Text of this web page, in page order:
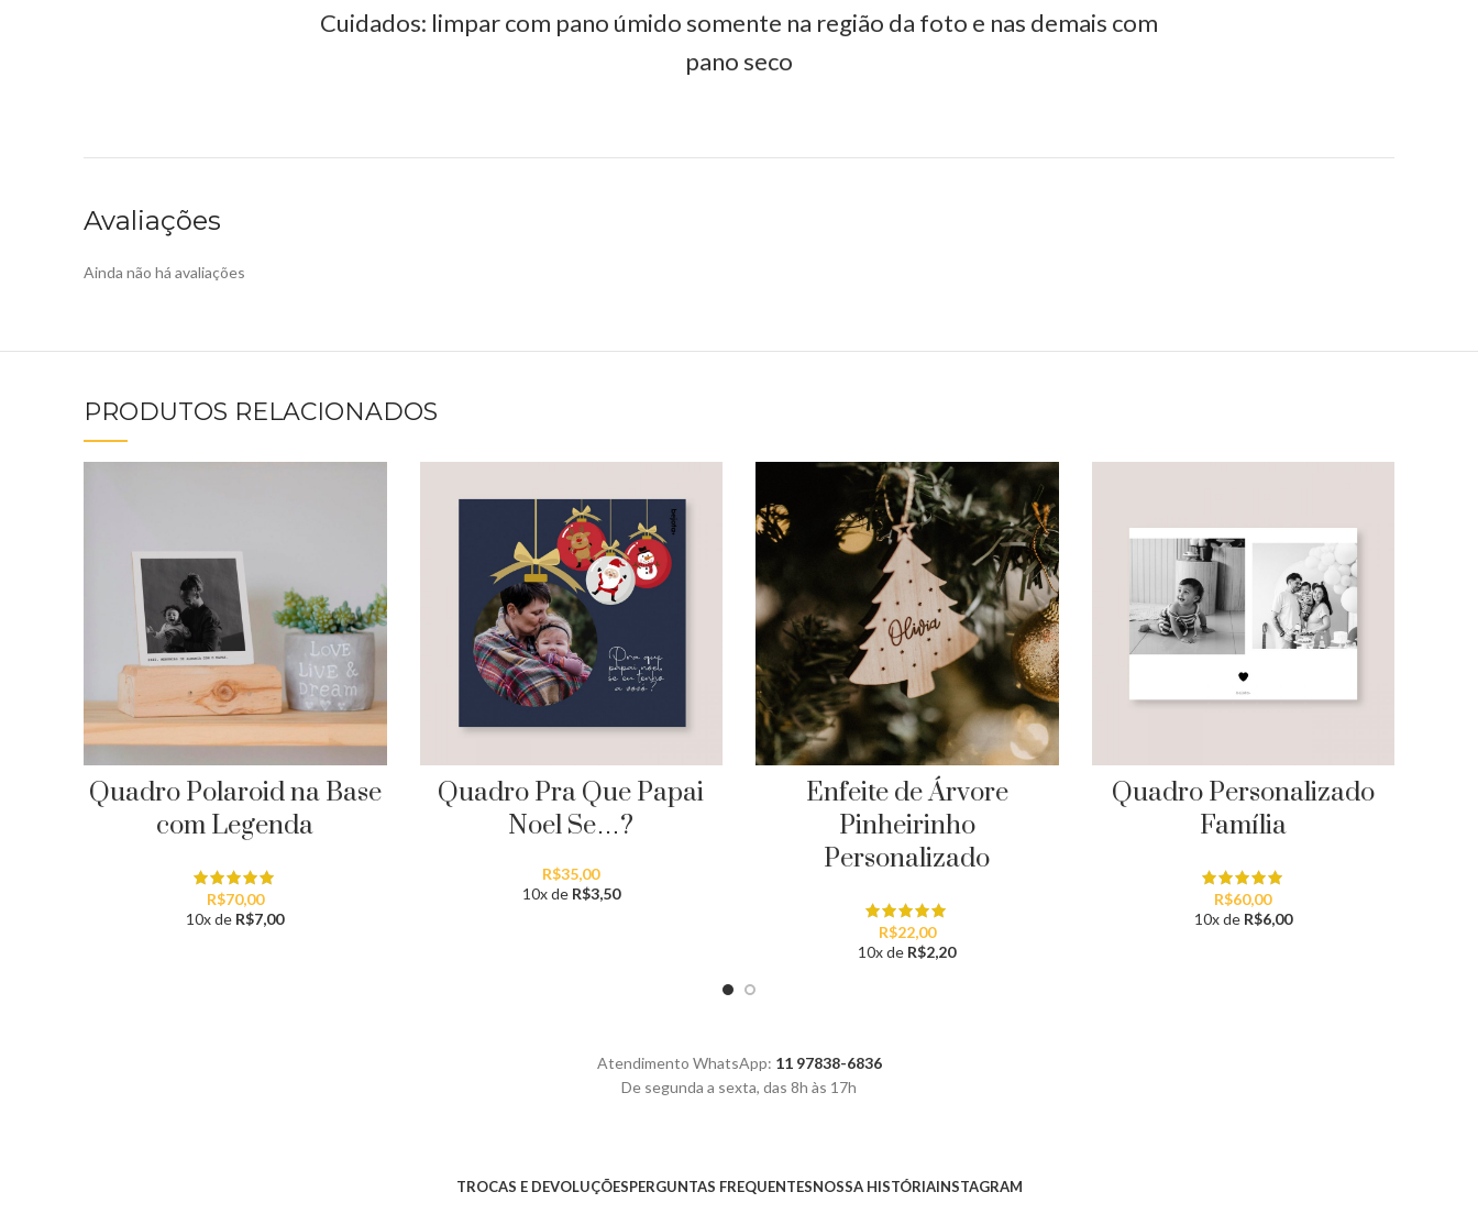
Cuidados: limpar com pano úmido somente na região da foto e nas demais com
pano seco
Avaliações
Ainda não há avaliações
PRODUTOS RELACIONADOS
Quadro Polaroid na Base
com Legenda
R$70,00
10x de R$7,00
Quadro Pra Que Papai
Noel Se…?
R$35,00
10x de R$3,50
Enfeite de Árvore
Pinheirinho
Personalizado
R$22,00
10x de R$2,20
Quadro Personalizado
Família
R$60,00
10x de R$6,00
Atendimento WhatsApp: 11 97838-6836
De segunda a sexta, das 8h às 17h
TROCAS E DEVOLUÇÕESPERGUNTAS FREQUENTESNOSSA HISTÓRIAINSTAGRAM